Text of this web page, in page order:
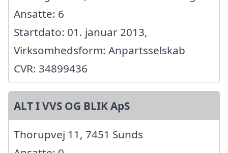
Ansatte: 6
Startdato: 01. januar 2013,
Virksomhedsform: Anpartsselskab
CVR: 34899436
ALT I VVS OG BLIK ApS
Thorupvej 11, 7451 Sunds